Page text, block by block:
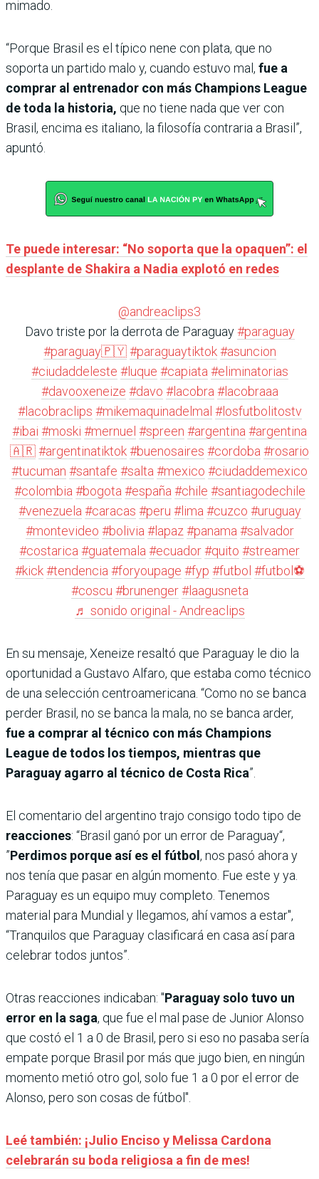
mimado.
“Porque Brasil es el típico nene con plata, que no
soporta un partido malo y, cuando estuvo mal, fue a
comprar al entrenador con más Champions League
de toda la historia, que no tiene nada que ver con
Brasil, encima es italiano, la filosofía contraria a Brasil”,
apuntó.
Te puede interesar: “No soporta que la opaquen”: el
desplante de Shakira a Nadia explotó en redes
@andreaclips3
Davo triste por la derrota de Paraguay#paraguay
#paraguay🇵🇾 #paraguaytiktok #asuncion
#ciudaddeleste #luque #capiata #eliminatorias
#davooxeneize #davo #lacobra #lacobraaa
#lacobraclips #mikemaquinadelmal #losfutbolitostv
#ibai #moski #mernuel #spreen #argentina #argentina
🇦🇷#argentinatiktok#buenosaires #cordoba #rosario
#tucuman #santafe #salta #mexico #ciudaddemexico
#colombia #bogota #españa #chile #santiagodechile
#venezuela #caracas #peru #lima #cuzco #uruguay
#montevideo #bolivia #lapaz #panama #salvador
#costarica #guatemala #ecuador#quito #streamer
#kick #tendencia #foryoupage #fyp #futbol #futbol⚽️
#coscu #brunenger #laagusneta
♬ sonido original - Andreaclips
En su mensaje, Xeneize resaltó que Paraguay le dio la
oportunidad a Gustavo Alfaro, que estaba como técnico
de una selección centroamericana. “Como no se banca
perder Brasil, no se banca la mala, no se banca arder,
fue a comprar al técnico con más Champions
League de todos los tiempos, mientras que
Paraguay agarro al técnico de Costa Rica”.
El comentario del argentino trajo consigo todo tipo de
reacciones: “Brasil ganó por un error de Paraguay“,
”Perdimos porque así es el fútbol , nos pasó ahora y
nos tenía que pasar en algún momento. Fue este y ya.
Paraguay es un equipo muy completo. Tenemos
material para Mundial y llegamos, ahí vamos a estar",
“Tranquilos que Paraguay clasificará en casa así para
celebrar todos juntos”.
Otras reacciones indicaban: "Paraguay solo tuvo un
error en la saga, que fue el mal pase de Junior Alonso
que costó el 1 a 0 de Brasil, pero si eso no pasaba sería
empate porque Brasil por más que jugo bien, en ningún
momento metió otro gol, solo fue 1 a 0 por el error de
Alonso, pero son cosas de fútbol".
Leé también: ¡Julio Enciso y Melissa Cardona
celebrarán su boda religiosa a fin de mes!